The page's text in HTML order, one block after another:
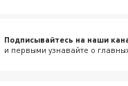
Подписывайтесь на наши
и первыми узнавайте о